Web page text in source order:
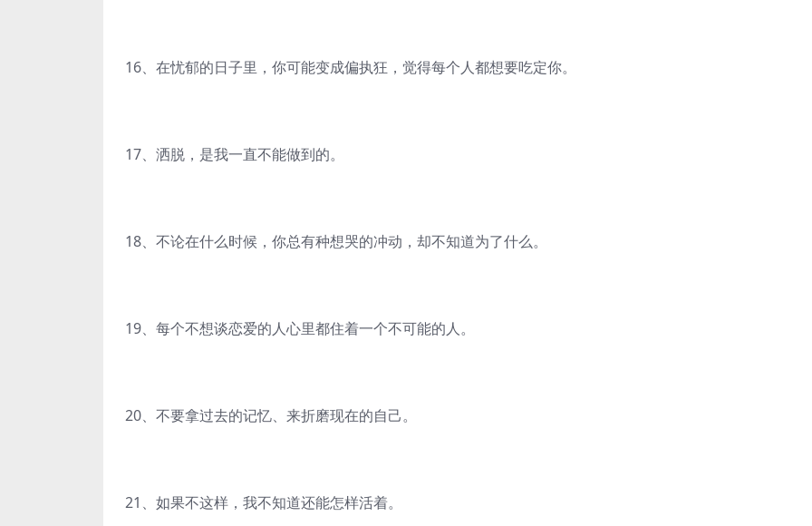
16、在忧郁的日子里，你可能变成偏执狂，觉得每个人都想要吃定你。
17、洒脱，是我一直不能做到的。
18、不论在什么时候，你总有种想哭的冲动，却不知道为了什么。
19、每个不想谈恋爱的人心里都住着一个不可能的人。
20、不要拿过去的记忆、来折磨现在的自己。
21、如果不这样，我不知道还能怎样活着。